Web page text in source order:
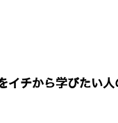
イチから学びたい